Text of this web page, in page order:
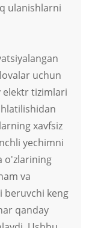
ulanishlarni
uchun
elektr tizimlari
xavfsiz
yechimni
o'zlarining
va
beruvchi keng
qanday